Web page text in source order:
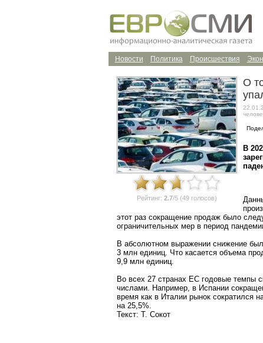
Происшествия
Политика
Новости
Рейтинг: 2.7/5 (49 голосов)
О
В
этот раз сокращение продаж было
ограничительных мер в период
В абсолютном выражении снижение
3 млн единиц. Что касается объема
9,9 млн единиц.
Во всех 27 странах ЕС годовые темпы
числами. Например, в Испании
время как в Италии рынок сократился
на 25,5%.
Текст: Т. Сокот